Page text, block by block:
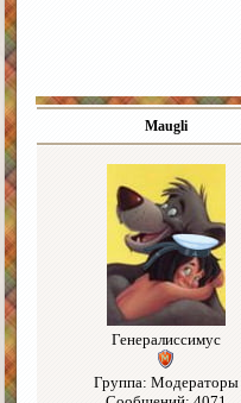
Maugli
Генералиссимус
Группа: Модераторы